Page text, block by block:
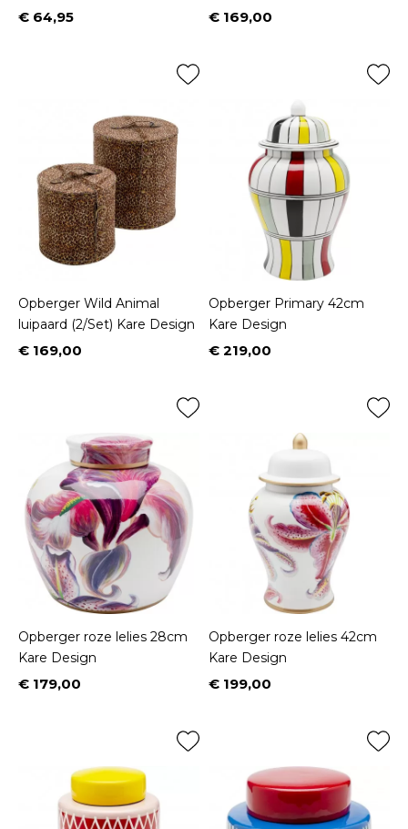
Prijs
€ 64,95 Prijs
€ 169,00
Opberger Wild Animal
luipaard (2/Set) Kare Design
Prijs
€ 169,00
Opberger Primary 42cm
Kare Design
Prijs
€ 219,00
Opberger roze lelies 28cm
Kare Design
Prijs
€ 179,00
Opberger roze lelies 42cm
Kare Design
Prijs
€ 199,00